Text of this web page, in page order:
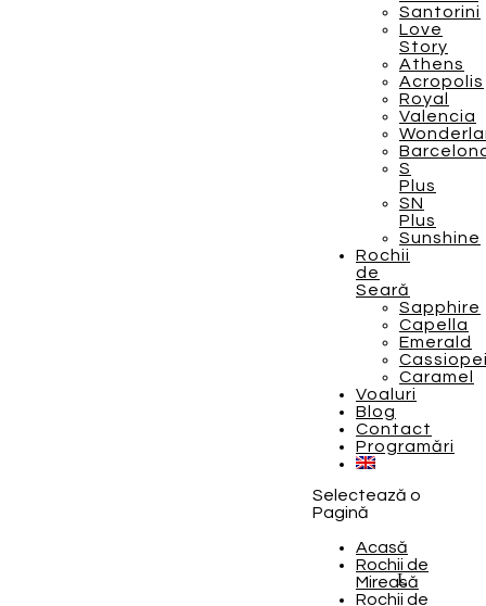
Santorini
Love
Story
Athens
Acropolis
Royal
Valencia
S
Plus
SN
Plus
Sunshine
Rochii
de
Seară
Sapphire
Capella
Emerald
Caramel
Voaluri
Blog
Contact
Programări
Selectează o
Pagină
Acasă
Rochii de
Mireasă
Rochii de